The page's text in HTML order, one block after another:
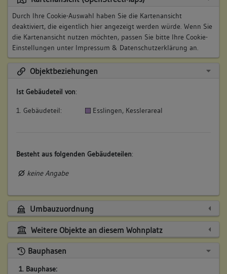
Durch Ihre Cookie-Auswahl haben Sie die Kartenansicht
deaktiviert, die eigentlich hier angezeigt werden würde. Wenn Sie
die Kartenansicht nutzen möchten, passen Sie bitte Ihre Cookie-
Einstellungen unter Impressum & Datenschutzerklärung an.
Objektbeziehungen
Ist Gebäudeteil von:
1. Gebäudeteil: Esslingen, Kesslerareal
Besteht aus folgenden Gebäudeteilen:
keine Angabe
Umbauzuordnung
Weitere Objekte an diesem Wohnplatz
Bauphasen
1. Bauphase: